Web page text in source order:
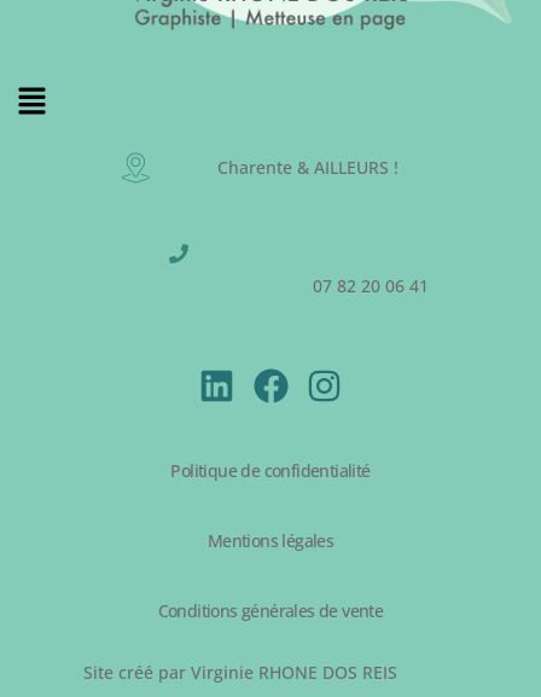
Charente & AILLEURS !
07 82 20 06 41
Politique de confidentialité
Mentions légales
Conditions générales de vente
Site créé par Virginie RHONE DOS REIS